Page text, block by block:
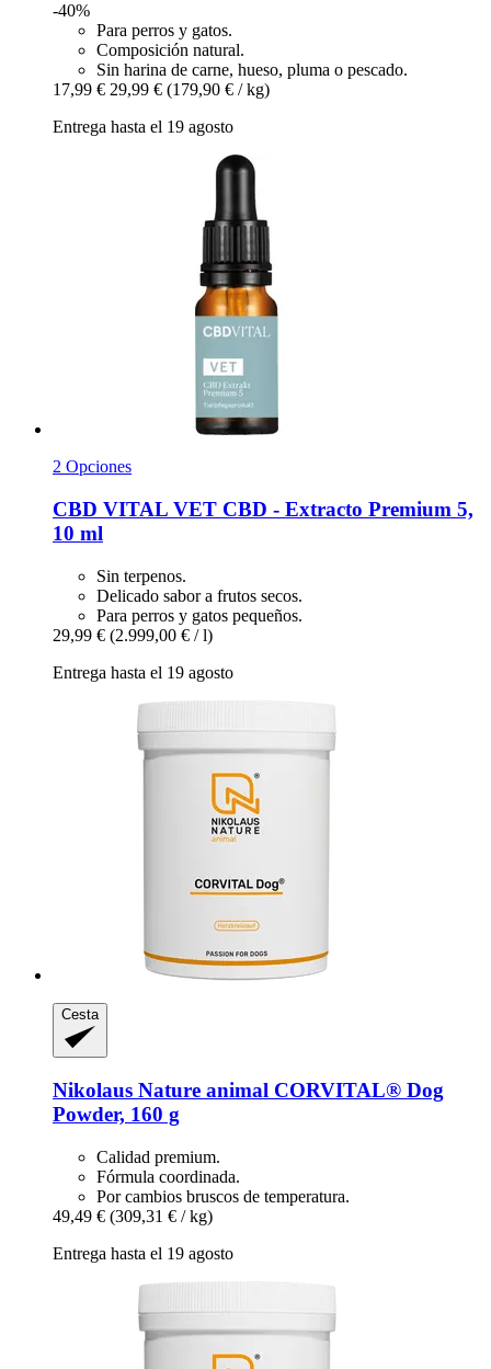
-40%
Para perros y gatos.
Composición natural.
Sin harina de carne, hueso, pluma o pescado.
17,99 € 29,99 € (179,90 € / kg)
Entrega hasta el 19 agosto
2 Opciones
CBD VITAL VET CBD -​ Extracto Premium 5,
10 ml
Sin terpenos.
Delicado sabor a frutos secos.
Para perros y gatos pequeños.
29,99 € (2.999,00 € / l)
Entrega hasta el 19 agosto
Cesta
Nikolaus Nature animal CORVITAL® Dog
Powder, 160 g
Calidad premium.
Fórmula coordinada.
Por cambios bruscos de temperatura.
49,49 € (309,31 € / kg)
Entrega hasta el 19 agosto